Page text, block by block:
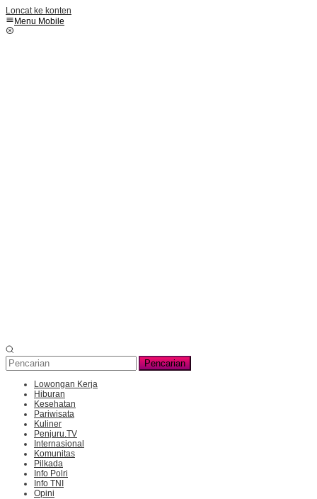
Loncat ke konten
Menu Mobile
Pencarian
Lowongan Kerja
Hiburan
Kesehatan
Pariwisata
Kuliner
Penjuru.TV
Internasional
Komunitas
Pilkada
Info Polri
Info TNI
Opini